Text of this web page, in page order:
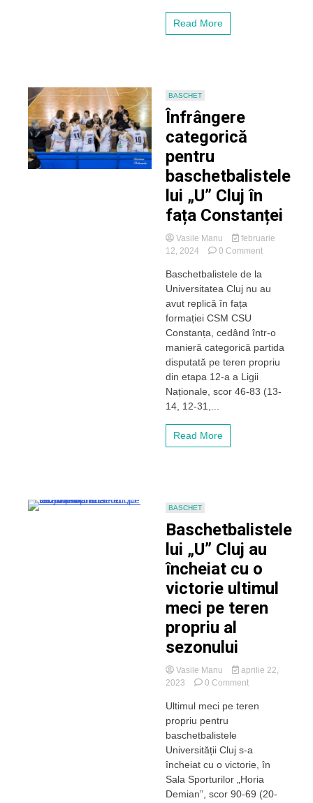
Read More
BASCHET
Înfrângere
categorică
pentru
baschetbalistele
lui „U” Cluj în
fața Constanței
Vasile Manu
februarie
12, 2024
0 Commenton
categorică
pentru
Cluj
în
fața
Baschetbalistele de la
Universitatea Cluj nu au
avut replică în fața
formației CSM CSU
Constanța, cedând într-o
manieră categorică partida
disputată pe teren propriu
din etapa 12-a a Ligii
Naționale, scor 46-83 (13-
14, 12-31,...
Read More
BASCHET
Baschetbalistele
lui „U” Cluj au
încheiat cu o
victorie ultimul
meci pe teren
propriu al
sezonului
Vasile Manu
aprilie 22,
2023
0 Commenton
lui
cu
o
victorie
Ultimul meci pe teren
propriu pentru
baschetbalistele
Universității Cluj s-a
încheiat cu o victorie, în
Sala Sporturilor „Horia
Demian”, scor 90-69 (20-